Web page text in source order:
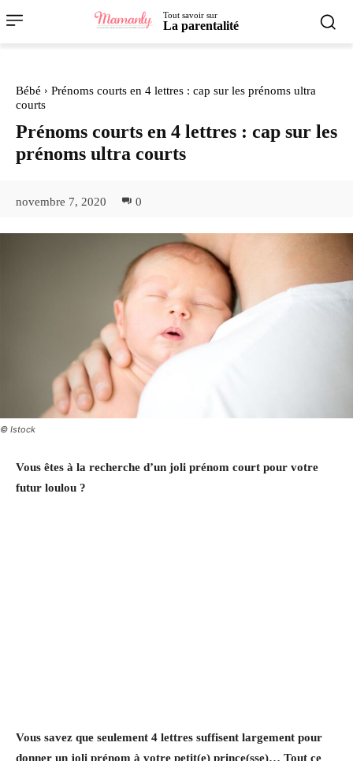
Tout savoir sur
La parentalité
Bébé
Prénoms courts en 4 lettres : cap sur les prénoms ultra
courts
Prénoms courts en 4 lettres : cap sur les
prénoms ultra courts
novembre 7, 2020 0
© Istock
Vous êtes à la recherche d’un joli prénom court pour votre
futur loulou ?
Vous savez que seulement 4 lettres suffisent largement pour
donner un joli prénom à votre petit(e) prince(sse)… Tout ce